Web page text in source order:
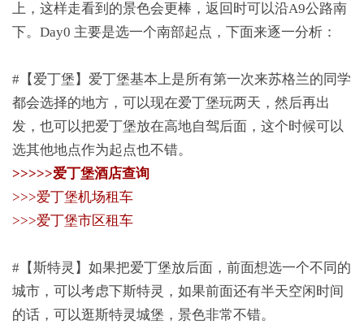
上，这样走看到的景色会更棒，返回时可以沿A9公路南
下。Day0 主要是选一个南部起点，下面来逐一分析：
#【爱丁堡】爱丁堡基本上是所有第一次来苏格兰的同学
都会选择的地方，可以现在爱丁堡玩两天，然后再出
发，也可以把爱丁堡放在高地自驾后面，这个时候可以
选其他地点作为起点也不错。
>>>>>爱丁堡酒店查询
>>>爱丁堡机场租车
>>>爱丁堡市区租车
#【斯特灵】如果把爱丁堡放后面，前面想选一个不同的
城市，可以考虑下斯特灵，如果前面还有半天空闲时间
的话，可以逛斯特灵城堡，景色非常不错。